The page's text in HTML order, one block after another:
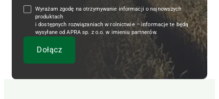
Wyrażam zgodę na otrzymywanie informacji o najnowszych
produktach
i dostępnych rozwiązaniach w rolnictwie – informacje te będą
wysyłane od APRA sp. z o.o. w imieniu partnerów.